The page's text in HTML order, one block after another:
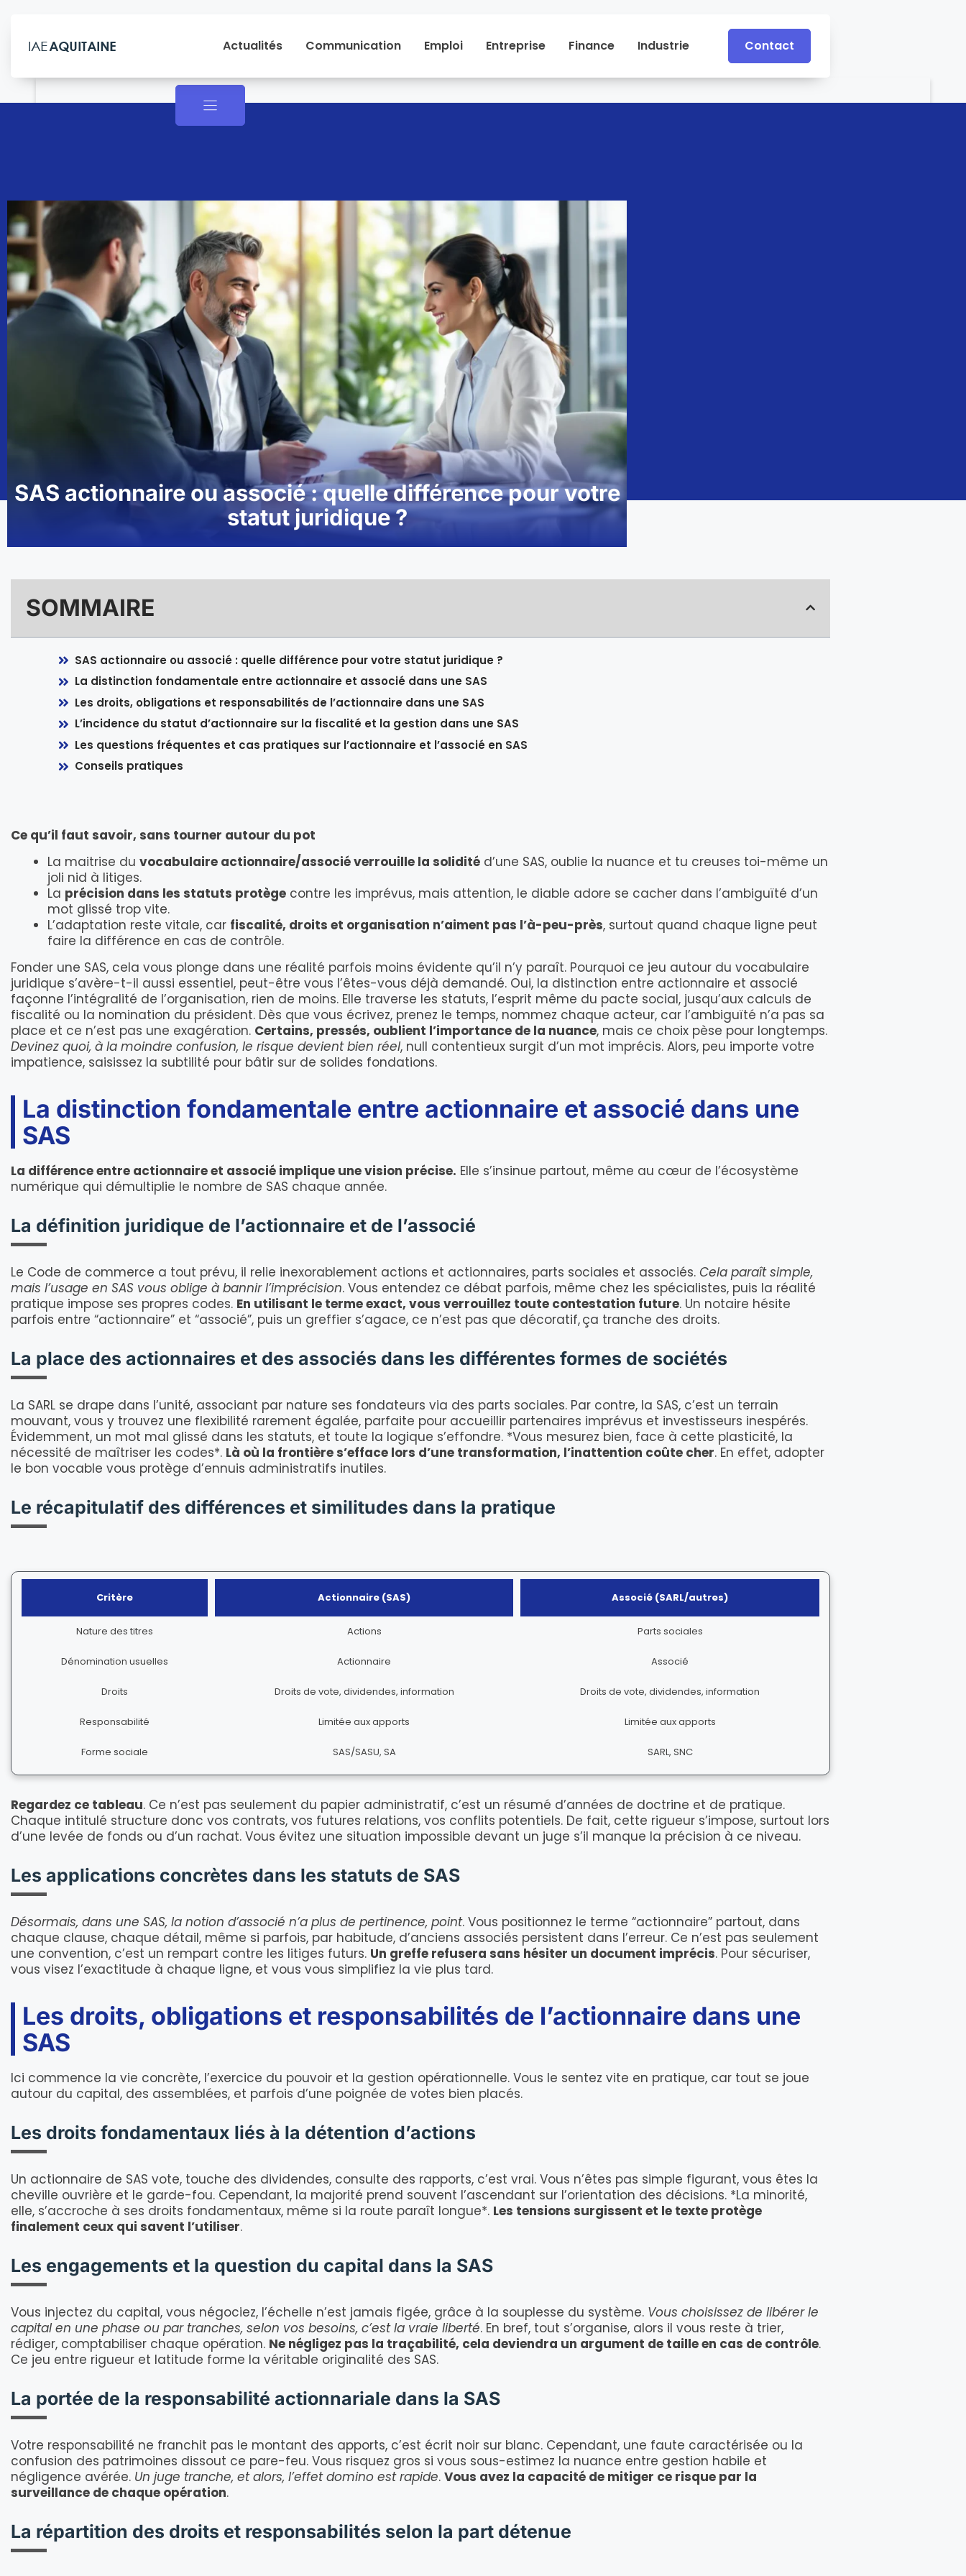
Actualités Communication Emploi Entreprise Finance Industrie Contact
SAS actionnaire ou associé : quelle différence pour votre
statut juridique ?
SOMMAIRE
SAS actionnaire ou associé : quelle différence pour votre statut juridique ?
La distinction fondamentale entre actionnaire et associé dans une SAS
Les droits, obligations et responsabilités de l’actionnaire dans une SAS
L’incidence du statut d’actionnaire sur la fiscalité et la gestion dans une SAS
Les questions fréquentes et cas pratiques sur l’actionnaire et l’associé en SAS
Conseils pratiques
Ce qu’il faut savoir, sans tourner autour du pot
La maitrise du vocabulaire actionnaire/associé verrouille la solidité d’une SAS, oublie la nuance et tu creuses toi-même un
joli nid à litiges.
La précision dans les statuts protège contre les imprévus, mais attention, le diable adore se cacher dans l’ambiguïté d’un
mot glissé trop vite.
L’adaptation reste vitale, car fiscalité, droits et organisation n’aiment pas l’à-peu-près, surtout quand chaque ligne peut
faire la différence en cas de contrôle.
Fonder une SAS, cela vous plonge dans une réalité parfois moins évidente qu’il n’y paraît. Pourquoi ce jeu autour du vocabulaire
juridique s’avère-t-il aussi essentiel, peut-être vous l’êtes-vous déjà demandé. Oui, la distinction entre actionnaire et associé
façonne l’intégralité de l’organisation, rien de moins. Elle traverse les statuts, l’esprit même du pacte social, jusqu’aux calculs de
fiscalité ou la nomination du président. Dès que vous écrivez, prenez le temps, nommez chaque acteur, car l’ambiguïté n’a pas sa
place et ce n’est pas une exagération. Certains, pressés, oublient l’importance de la nuance, mais ce choix pèse pour longtemps.
Devinez quoi, à la moindre confusion, le risque devient bien réel, null contentieux surgit d’un mot imprécis. Alors, peu importe votre
impatience, saisissez la subtilité pour bâtir sur de solides fondations.
La distinction fondamentale entre actionnaire et associé dans une
SAS
La différence entre actionnaire et associé implique une vision précise. Elle s’insinue partout, même au cœur de l’écosystème
numérique qui démultiplie le nombre de SAS chaque année.
La définition juridique de l’actionnaire et de l’associé
Le Code de commerce a tout prévu, il relie inexorablement actions et actionnaires, parts sociales et associés. Cela paraît simple,
mais l’usage en SAS vous oblige à bannir l’imprécision. Vous entendez ce débat parfois, même chez les spécialistes, puis la réalité
pratique impose ses propres codes. En utilisant le terme exact, vous verrouillez toute contestation future. Un notaire hésite
parfois entre “actionnaire” et “associé”, puis un greffier s’agace, ce n’est pas que décoratif, ça tranche des droits.
La place des actionnaires et des associés dans les différentes formes de sociétés
La SARL se drape dans l’unité, associant par nature ses fondateurs via des parts sociales. Par contre, la SAS, c’est un terrain
mouvant, vous y trouvez une flexibilité rarement égalée, parfaite pour accueillir partenaires imprévus et investisseurs inespérés.
Évidemment, un mot mal glissé dans les statuts, et toute la logique s’effondre. *Vous mesurez bien, face à cette plasticité, la
nécessité de maîtriser les codes*. Là où la frontière s’efface lors d’une transformation, l’inattention coûte cher. En effet, adopter
le bon vocable vous protège d’ennuis administratifs inutiles.
Le récapitulatif des différences et similitudes dans la pratique
Critère Actionnaire (SAS) Associé (SARL/autres)
Nature des titres Actions Parts sociales
Dénomination usuelles Actionnaire Associé
Droits Droits de vote, dividendes, information Droits de vote, dividendes, information
Responsabilité Limitée aux apports Limitée aux apports
Forme sociale SAS/SASU, SA SARL, SNC
Regardez ce tableau. Ce n’est pas seulement du papier administratif, c’est un résumé d’années de doctrine et de pratique.
Chaque intitulé structure donc vos contrats, vos futures relations, vos conflits potentiels. De fait, cette rigueur s’impose, surtout lors
d’une levée de fonds ou d’un rachat. Vous évitez une situation impossible devant un juge s’il manque la précision à ce niveau.
Les applications concrètes dans les statuts de SAS
Désormais, dans une SAS, la notion d’associé n’a plus de pertinence, point. Vous positionnez le terme “actionnaire” partout, dans
chaque clause, chaque détail, même si parfois, par habitude, d’anciens associés persistent dans l’erreur. Ce n’est pas seulement
une convention, c’est un rempart contre les litiges futurs. Un greffe refusera sans hésiter un document imprécis. Pour sécuriser,
vous visez l’exactitude à chaque ligne, et vous vous simplifiez la vie plus tard.
Les droits, obligations et responsabilités de l’actionnaire dans une
SAS
Ici commence la vie concrète, l’exercice du pouvoir et la gestion opérationnelle. Vous le sentez vite en pratique, car tout se joue
autour du capital, des assemblées, et parfois d’une poignée de votes bien placés.
Les droits fondamentaux liés à la détention d’actions
Un actionnaire de SAS vote, touche des dividendes, consulte des rapports, c’est vrai. Vous n’êtes pas simple figurant, vous êtes la
cheville ouvrière et le garde-fou. Cependant, la majorité prend souvent l’ascendant sur l’orientation des décisions. *La minorité,
elle, s’accroche à ses droits fondamentaux, même si la route paraît longue*. Les tensions surgissent et le texte protège
finalement ceux qui savent l’utiliser.
Les engagements et la question du capital dans la SAS
Vous injectez du capital, vous négociez, l’échelle n’est jamais figée, grâce à la souplesse du système. Vous choisissez de libérer le
capital en une phase ou par tranches, selon vos besoins, c’est la vraie liberté. En bref, tout s’organise, alors il vous reste à trier,
rédiger, comptabiliser chaque opération. Ne négligez pas la traçabilité, cela deviendra un argument de taille en cas de contrôle.
Ce jeu entre rigueur et latitude forme la véritable originalité des SAS.
La portée de la responsabilité actionnariale dans la SAS
Votre responsabilité ne franchit pas le montant des apports, c’est écrit noir sur blanc. Cependant, une faute caractérisée ou la
confusion des patrimoines dissout ce pare-feu. Vous risquez gros si vous sous-estimez la nuance entre gestion habile et
négligence avérée. Un juge tranche, et alors, l’effet domino est rapide. Vous avez la capacité de mitiger ce risque par la
surveillance de chaque opération.
La répartition des droits et responsabilités selon la part détenue